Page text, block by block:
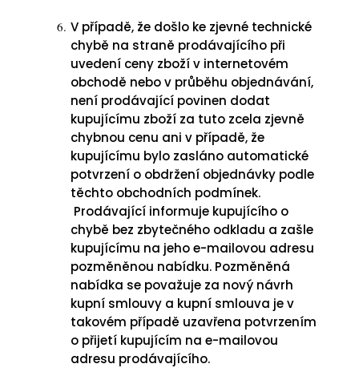
V případě, že došlo ke zjevné technické
chybě na straně prodávajícího při
uvedení ceny zboží v internetovém
obchodě nebo v průběhu objednávání,
není prodávající povinen dodat
kupujícímu zboží za tuto zcela zjevně
chybnou cenu ani v případě, že
kupujícímu bylo zasláno automatické
potvrzení o obdržení objednávky podle
těchto obchodních podmínek.
Prodávající informuje kupujícího o
chybě bez zbytečného odkladu a zašle
kupujícímu na jeho e-mailovou adresu
pozměněnou nabídku. Pozměněná
nabídka se považuje za nový návrh
kupní smlouvy a kupní smlouva je v
takovém případě uzavřena potvrzením
o přijetí kupujícím na e-mailovou
adresu prodávajícího.